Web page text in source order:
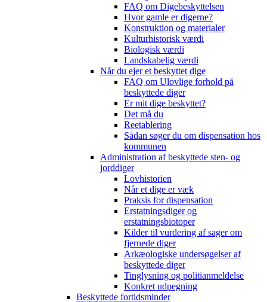
FAQ om Digebeskyttelsen
Hvor gamle er digerne?
Konstruktion og materialer
Kulturhistorisk værdi
Biologisk værdi
Landskabelig værdi
Når du ejer et beskyttet dige
FAQ om Ulovlige forhold på
beskyttede diger
Er mit dige beskyttet?
Det må du
Reetablering
Sådan søger du om dispensation hos
kommunen
Administration af beskyttede sten- og
jorddiger
Lovhistorien
Når et dige er væk
Praksis for dispensation
Erstatningsdiger og
erstatningsbiotoper
Kilder til vurdering af sager om
fjernede diger
Arkæologiske undersøgelser af
beskyttede diger
Tinglysning og politianmeldelse
Konkret udpegning
Beskyttede fortidsminder